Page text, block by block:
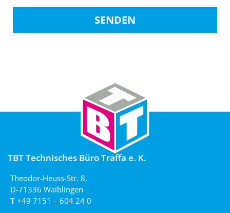
SENDEN
TBT Technisches Büro Traffa e. K.
Theodor-Heuss-Str. 8,
D-71336 Waiblingen
T +49 7151 – 604 24 0